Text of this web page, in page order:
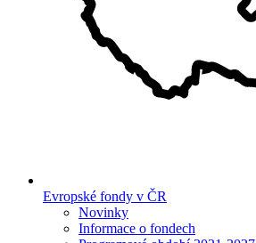
Evropské fondy v ČR
Novinky
Informace o fondech